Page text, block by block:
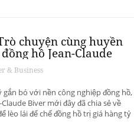
chuyện cùng huyền
hồ Jean-Claude
& Business
gắn bó với nền công nghiệp đồng hồ,
Biver mới đây đã chia sẻ về
lèo lái đế chế đồng hồ trị giá hàng tỷ